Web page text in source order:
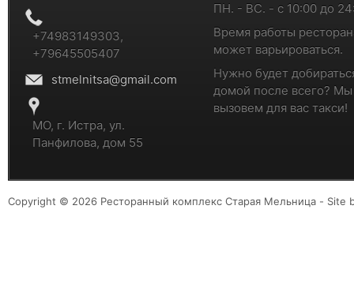
+74983149303,
+79645505407
stmelnitsa@gmail.com
МО, г. Истра, ул.
Панфилова, дом 55
ПН. - ВС. - с 10:00 до
Время работы
может варьироваться.
Нужно будет
домой после всего? Мы
вызовем для вас такси!
Copyright © 2026 Ресторанный комплекс Старая Мельница - Site